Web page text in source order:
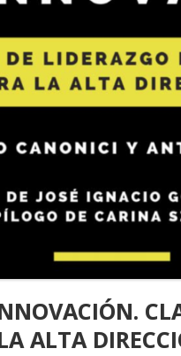
ALTA